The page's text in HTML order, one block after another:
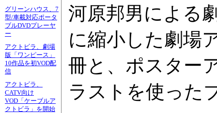
グリーンハウス、7
型/車載対応ポータ
ブルDVDプレーヤ
ー
アクトビラ、劇場
版「ワンピース」
10作品を初VOD配
信
アクトビラ、
CATV向け
VOD「ケーブルア
クトビラ」を開始
河原邦男による
に縮小した劇場
冊と、ポスター
ラストを使った